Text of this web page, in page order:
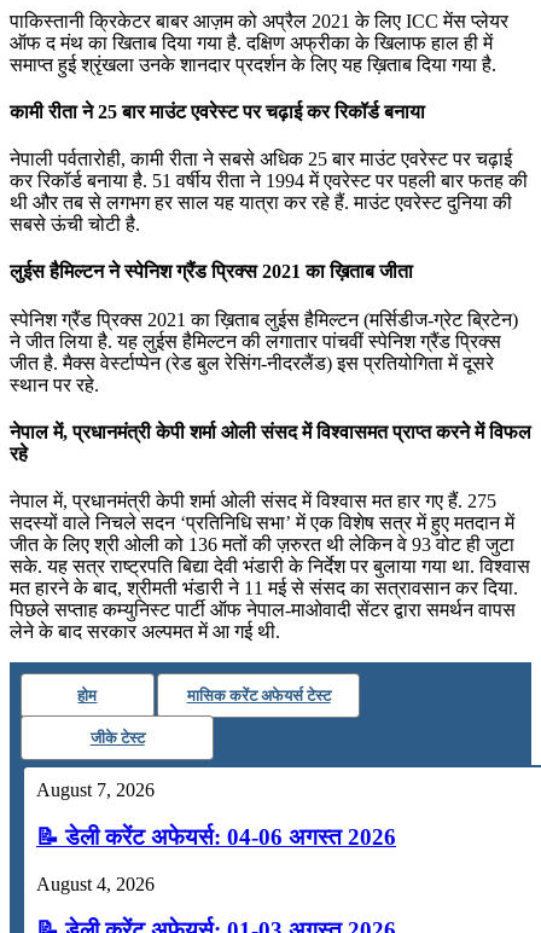
पाकिस्तानी क्रिकेटर बाबर आज़म को अप्रैल 2021 के लिए ICC मेंस प्लेयर
ऑफ द मंथ का खिताब दिया गया है. दक्षिण अफ्रीका के खिलाफ हाल ही में
समाप्त हुई श्रृंखला उनके शानदार प्रदर्शन के लिए यह ख़िताब दिया गया है.
कामी रीता ने 25 बार माउंट एवरेस्ट पर चढ़ाई कर रिकॉर्ड बनाया
नेपाली पर्वतारोही, कामी रीता ने सबसे अधिक 25 बार माउंट एवरेस्ट पर चढ़ाई
कर रिकॉर्ड बनाया है. 51 वर्षीय रीता ने 1994 में एवरेस्ट पर पहली बार फतह की
थी और तब से लगभग हर साल यह यात्रा कर रहे हैं. माउंट एवरेस्ट दुनिया की
सबसे ऊंची चोटी है.
लुईस हैमिल्टन ने स्पेनिश ग्रैंड प्रिक्स 2021 का ख़िताब जीता
स्पेनिश ग्रैंड प्रिक्स 2021 का ख़िताब लुईस हैमिल्टन (मर्सिडीज-ग्रेट ब्रिटेन)
ने जीत लिया है. यह लुईस हैमिल्टन की लगातार पांचवीं स्पेनिश ग्रैंड प्रिक्स
जीत है. मैक्स वेर्स्टाप्पेन (रेड बुल रेसिंग-नीदरलैंड) इस प्रतियोगिता में दूसरे
स्थान पर रहे.
नेपाल में, प्रधानमंत्री केपी शर्मा ओली संसद में विश्वासमत प्राप्त करने में विफल
रहे
नेपाल में, प्रधानमंत्री केपी शर्मा ओली संसद में विश्वास मत हार गए हैं. 275
सदस्यों वाले निचले सदन ‘प्रतिनिधि सभा’ में एक विशेष सत्र में हुए मतदान में
जीत के लिए श्री ओली को 136 मतों की ज़रुरत थी लेकिन वे 93 वोट ही जुटा
सके. यह सत्र राष्ट्रपति बिद्या देवी भंडारी के निर्देश पर बुलाया गया था. विश्वास
मत हारने के बाद, श्रीमती भंडारी ने 11 मई से संसद का सत्रावसान कर दिया.
पिछले सप्ताह कम्युनिस्ट पार्टी ऑफ नेपाल-माओवादी सेंटर द्वारा समर्थन वापस
लेने के बाद सरकार अल्पमत में आ गई थी.
होम मासिक करेंट अफेयर्स टेस्ट
जीके टेस्ट
August 7, 2026
📝 डेली करेंट अफेयर्स: 04-06 अगस्त 2026
August 4, 2026